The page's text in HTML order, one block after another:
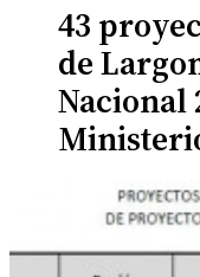
43
de
Nacional